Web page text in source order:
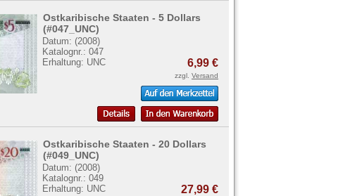
Ostkaribische Staaten - 5 Dollars
(#047_UNC)
Datum: (2008)
Katalognr.: 047
Erhaltung: UNC
6,99 €
zzgl. Versand
Ostkaribische Staaten - 20 Dollars
(#049_UNC)
Datum: (2008)
Katalognr.: 049
Erhaltung: UNC
27,99 €